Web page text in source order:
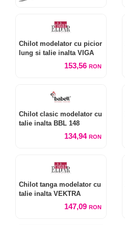
Chilot modelator cu picior
lung si talie inalta VIGA
153,56 RON
Chilot clasic modelator cu
talie inalta BBL 148
134,94 RON
Chilot tanga modelator cu
talie inalta VEKTRA
147,09 RON